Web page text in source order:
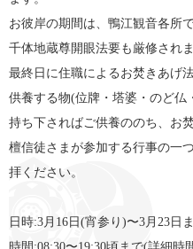
お彼岸の期間は、鴨江観音各所
千体地蔵尊開眼法要も厳修されま
最終日に住職によるお焚きあげ
供養する物(位牌・塔婆・のど仏
持ち下さればご供養ののち、お
檀信徒さまが参加する行事の一
拝ください。
日時:3月16日(宵参り)〜3月23日